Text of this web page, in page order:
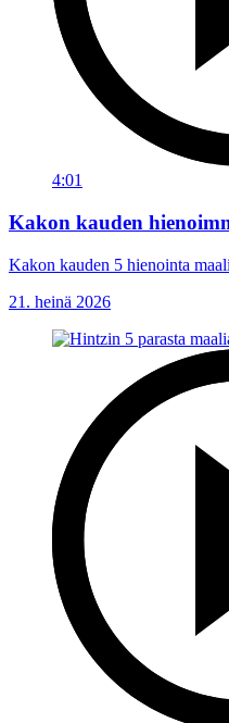
4:01
Kakon kauden
Kakon kauden 5 hienointa
21. heinä 2026